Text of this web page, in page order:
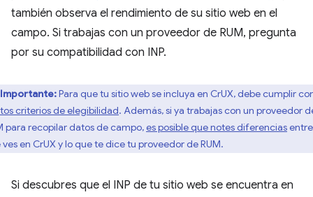
también observa el rendimiento de su sitio web en el
campo. Si trabajas con un proveedor de RUM, pregunta
por su compatibilidad con INP.
Importante:Para que tu sitio web se incluya en CrUX, debe cumplir
criterios de elegibilidad. Además, si ya trabajas con un proveedor
para recopilar datos de campo,es posible que notes diferencias
en CrUX y lo que te dice tu proveedor de RUM.
Si descubres que el INP de tu sitio web se encuentra en